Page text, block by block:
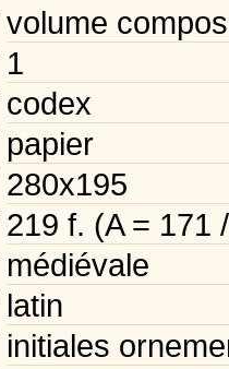
volume
1
codex
papier
280x195
219 f. (A = 171
médiévale
latin
initiales